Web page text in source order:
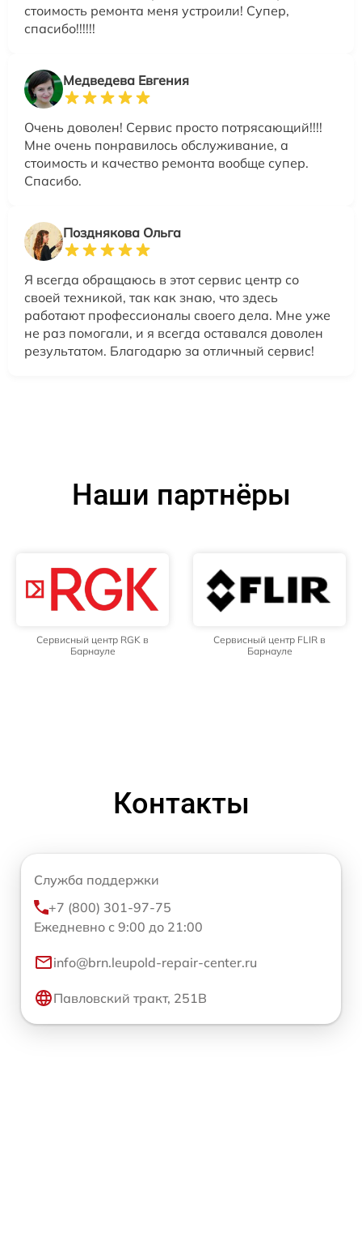
стоимость ремонта меня устроили! Супер,
спасибо!!!!!!
Медведева Евгения
Очень доволен! Сервис просто потрясающий!!!!
Мне очень понравилось обслуживание, а
стоимость и качество ремонта вообще супер.
Спасибо.
Позднякова Ольга
Я всегда обращаюсь в этот сервис центр со
своей техникой, так как знаю, что здесь
работают профессионалы своего дела. Мне уже
не раз помогали, и я всегда оставался доволен
результатом. Благодарю за отличный сервис!
Наши партнёры
Сервисный центр RGK в
Барнауле
Сервисный центр FLIR в
Барнауле
Контакты
Служба поддержки
+7 (800) 301-97-75
Ежедневно с 9:00 до 21:00
info@brn.leupold-repair-center.ru
Павловский тракт, 251В